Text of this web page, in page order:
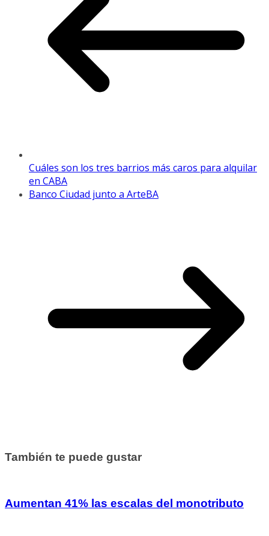
Cuáles son los tres barrios más caros para alquilar
en CABA
Banco Ciudad junto a ArteBA
También te puede gustar
Aumentan 41% las escalas del monotributo